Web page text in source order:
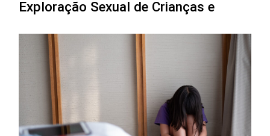
Exploração Sexual de Crianças e